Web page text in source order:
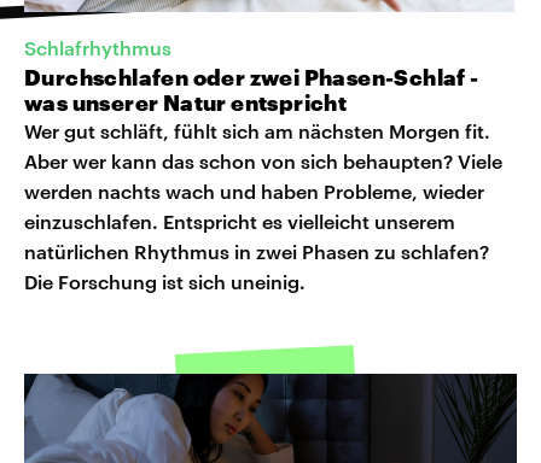
Schlafrhythmus
Durchschlafen oder zwei Phasen-Schlaf -
was unserer Natur entspricht
Wer gut schläft, fühlt sich am nächsten Morgen fit.
Aber wer kann das schon von sich behaupten? Viele
werden nachts wach und haben Probleme, wieder
einzuschlafen. Entspricht es vielleicht unserem
natürlichen Rhythmus in zwei Phasen zu schlafen?
Die Forschung ist sich uneinig.